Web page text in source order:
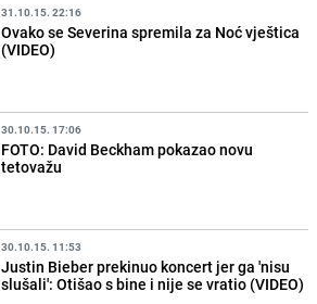
31.10.15. 22:16
Ovako se Severina spremila za Noć vještica
(VIDEO)
30.10.15. 17:06
FOTO: David Beckham pokazao novu
tetovažu
30.10.15. 11:53
Justin Bieber prekinuo koncert jer ga 'nisu
slušali': Otišao s bine i nije se vratio (VIDEO)